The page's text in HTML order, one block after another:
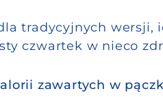
tradycyjnych wersji,
czwartek w nieco
zawartych w